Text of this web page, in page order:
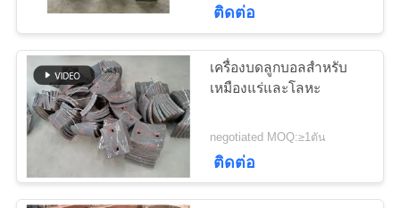
ควบคุม
คุณภาพ
ติดต่อ
เรา หล่อและตีขึ้นรูป
ติดต่อ
เครื่องบดลูกบอลสําหรับ
เหมืองแร่และโลหะ
negotiated MOQ:≥1ตัน
ติดต่อ